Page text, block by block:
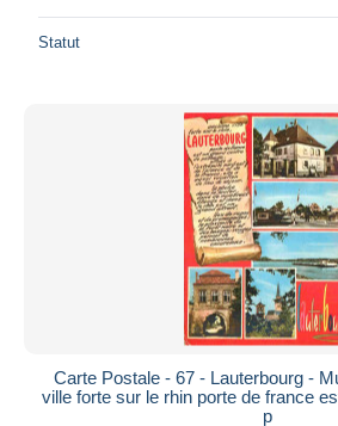
Statut
Carte Postale - 67 - Lauterbourg -
ville forte sur le rhin porte de france
p